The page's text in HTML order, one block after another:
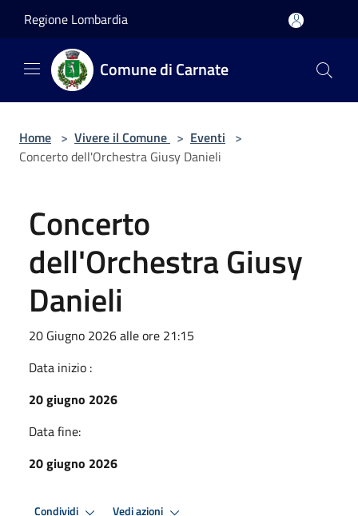
Regione Lombardia
Comune di Carnate
Home > Vivere il Comune > Eventi >
Concerto dell'Orchestra Giusy Danieli
Concerto
dell'Orchestra Giusy
Danieli
20 Giugno 2026 alle ore 21:15
Data inizio :
20 giugno 2026
Data fine:
20 giugno 2026
Condividi Vedi azioni